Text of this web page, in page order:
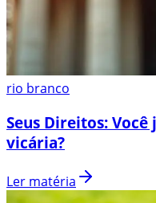
rio branco
Seus Direitos:
vicária?
Ler matéria